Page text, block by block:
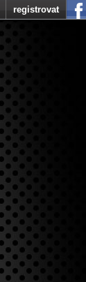
registrovat